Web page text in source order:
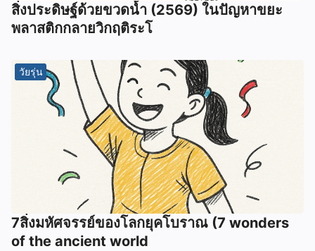
สิ่งประดิษฐ์ด้วยขวดน้ำ (2569) ในปัญหาขยะ
พลาสติกกลายวิกฤติระโ
วัยรุ่น
7สิ่งมหัศจรรย์ของโลกยุคโบราณ (7 wonders
of the ancient world